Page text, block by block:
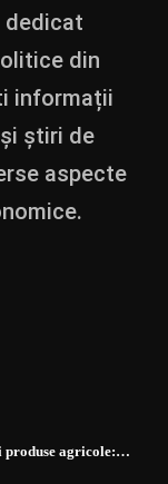
dedicat
din
informații
știri de
aspecte
produse agricole:…